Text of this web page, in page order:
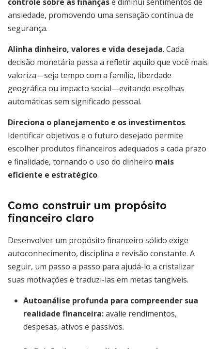
ansiedade, promovendo uma sensação contínua de
segurança.
Alinha dinheiro, valores e vida desejada. Cada
decisão monetária passa a refletir aquilo que você mais
valoriza—seja tempo com a família, liberdade
geográfica ou impacto social—evitando escolhas
automáticas sem significado pessoal.
Direciona o planejamento e os investimentos.
Identificar objetivos e o futuro desejado permite
escolher produtos financeiros adequados a cada prazo
e finalidade, tornando o uso do dinheiro mais
eficiente e estratégico.
Como construir um propósito
financeiro claro
Desenvolver um propósito financeiro sólido exige
autoconhecimento, disciplina e revisão constante. A
seguir, um passo a passo para ajudá-lo a cristalizar
suas motivações e traduzi-las em metas tangíveis.
Autoanálise profunda para compreender sua
realidade financeira:avalie rendimentos,
despesas, ativos e passivos.